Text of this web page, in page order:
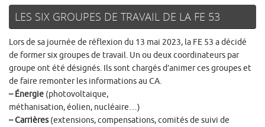
LES SIX GROUPES DE TRAVAIL DE LA FE 53
Lors de sa journée de réflexion du 13 mai 2023, la FE 53 a décidé
de former six groupes de travail. Un ou deux coordinateurs par
groupe ont été désignés. Ils sont chargés d’animer ces groupes et
de faire remonter les informations au CA.
– Énergie (photovoltaique,
méthanisation, éolien, nucléaire…)
– Carrières(extensions, compensations, comités de suivi de